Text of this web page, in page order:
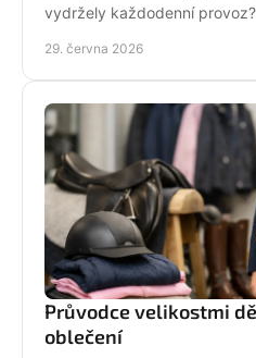
vydržely každodenní
29. června 2026
Průvodce velikostmi
oblečení